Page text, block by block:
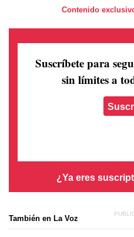
Contenido
Suscríbete para
sin límites a
¿Ya eres
También en La Voz